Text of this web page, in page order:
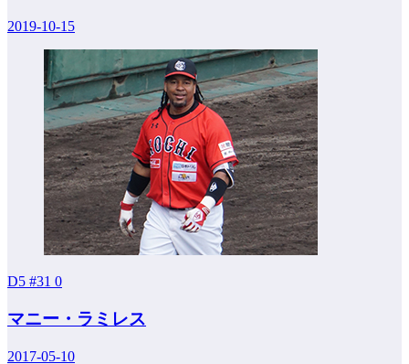
2019-10-15
D5 #31 0
マニー・ラミレス
2017-05-10